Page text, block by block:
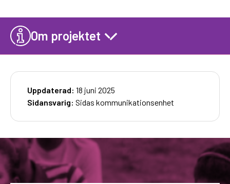
Om projektet
Uppdaterad: 18 juni 2025
Sidansvarig: Sidas kommunikationsenhet